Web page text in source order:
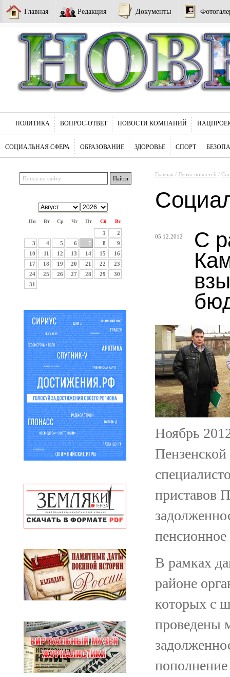
Главная Редакция Документы
ПОЛИТИКА ВОПРОС-ОТВЕТ НОВОСТИ КОМПАНИЙ
СОЦИАЛЬНАЯ СФЕРА ОБРАЗОВАНИЕ ЗДОРОВЬЕ СПОРТ
Пн Вт Ср Чт Пт Сб Вс
1
2
3
4 5 6 7 8
9
10
11 12 13 14 15
16
17
18 19 20 21 22
23
24
25 26 27 28 29
30
31
Главная / Лента новостей /
05.12.2012
С
Ноябрь
приставов
В рамках
районе
которых с
проведены